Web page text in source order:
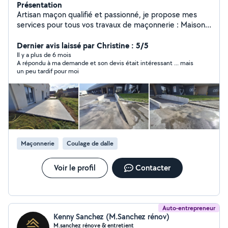
Présentation
Artisan maçon qualifié et passionné, je propose mes
services pour tous vos travaux de maçonnerie : Maisons,
béton armé (finition lissée, balayée, désactivée)
Piscines en béton armé 100 % sur mesure Démolition
de dalles, murs, structures béton Accès difficile ?
J'assure la location de pompe à béton pour un coulage
propre et rapide. Travail soigné, propre, matériaux de
qualité Respect des délais, conseils personnalisés
Assurance décennale incluse Devis gratuit Photos de
chantiers sur demande Disponibilité rapide N'hésitez
pas à me contacter pour toute question ou pour
demander davantage de photos de chantiers réalisés
en privé. Chaque projet est réalisé avec sérieux et
amour du métier. Faites confiance à un pro pour un
résultat durable et esthétique.
Dernier avis laissé par Christine : 5/5
Il y a plus de 6 mois
A répondu à ma demande et son devis était intéressant ... mais
un peu tardif pour moi
Maçonnerie Coulage de dalle
Voir le profil Contacter
Auto-entrepreneur
Kenny Sanchez (M.Sanchez rénov)
M.sanchez rénove & entretient